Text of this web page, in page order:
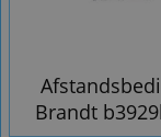
Brandt